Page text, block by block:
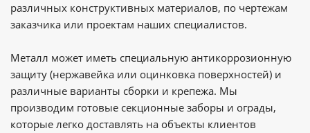
различных конструктивных материалов, по чертежам
заказчика или проектам наших специалистов.
Металл может иметь специальную антикоррозионную
защиту (нержавейка или оцинковка поверхностей) и
различные варианты сборки и крепежа. Мы
производим готовые секционные заборы и ограды,
которые легко доставлять на объекты клиентов